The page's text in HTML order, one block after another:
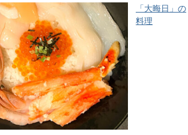
「大晦日」の
料理